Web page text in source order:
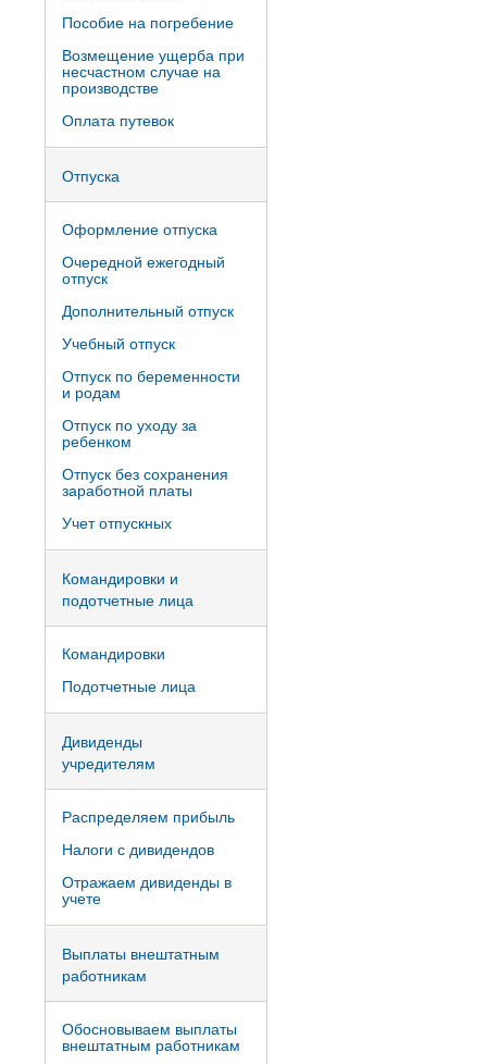
Пособие на погребение
Возмещение ущерба при
несчастном случае на
производстве
Оплата путевок
Отпуска
Оформление отпуска
Очередной ежегодный
отпуск
Дополнительный отпуск
Учебный отпуск
Отпуск по беременности
и родам
Отпуск по уходу за
ребенком
Отпуск без сохранения
заработной платы
Учет отпускных
Командировки и
подотчетные лица
Командировки
Подотчетные лица
Дивиденды
учредителям
Распределяем прибыль
Налоги с дивидендов
Отражаем дивиденды в
учете
Выплаты внештатным
работникам
Обосновываем выплаты
внештатным работникам